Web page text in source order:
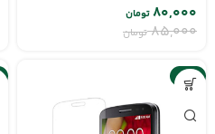
۸۵,۰۰۰ تومان
۸۰,۰۰۰تومان
-6%